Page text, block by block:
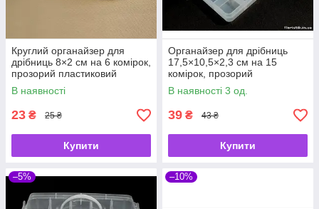
Круглий органайзер для
дрібниць 8×2 см на 6 комірок,
прозорий пластиковий
контейнер
В наявності
23 ₴ 25 ₴
Купити
Органайзер для дрібниць
17,5×10,5×2,3 см на 15
комірок, прозорий
пластиковий контейнер
В наявності 3 од.
39 ₴ 43 ₴
Купити
–5% –10%